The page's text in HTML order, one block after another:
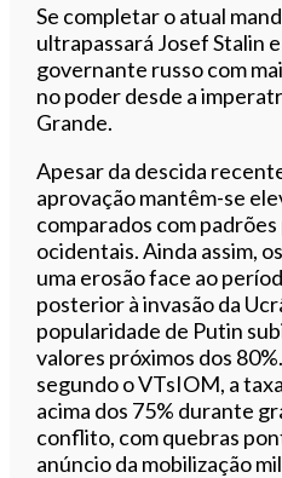
Se completar o atual
ultrapassará Josef Stalin
governante russo com
no poder desde a
Grande.
Apesar da descida
aprovação mantêm-se
comparados com
ocidentais. Ainda assim,
uma erosão face ao
posterior à invasão da
popularidade de Putin
valores próximos dos
segundo o VTsIOM, a
acima dos 75% durante
conflito, com quebras
anúncio da mobilização